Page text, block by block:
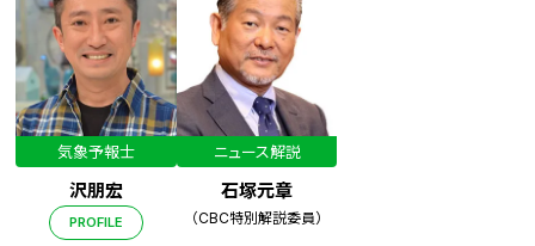
気象予報士
沢朋宏
PROFILE
ニュース解説
石塚元章
（CBC特別解説委員）